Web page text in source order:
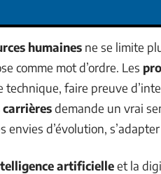
humaines ne se limite
comme mot d’ordre. Les
technique, faire preuve
carrièresdemande un vrai
envies d’évolution,
artificielleet la